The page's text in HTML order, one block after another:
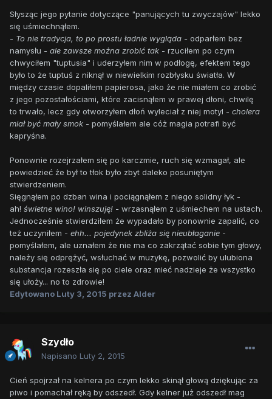
Słysząc jego pytanie dotyczące "panujących tu zwyczajów" lekko
się uśmiechnąłem.
- To nie tradycja, to po prostu ładnie wygląda - odparłem bez
namysłu - ale zawsze można zrobić tak - rzuciłem po czym
chwyciłem "tuptusia" i uderzyłem nim w podłogę, efektem tego
było to że tuptuś z niknął w niewielkim rozbłysku światła. W
między czasie dopaliłem papierosa, jako że nie miałem co zrobić
z jego pozostałościami, które zacisnąłem w prawej dłoni, chwilę
to trwało, lecz gdy otworzyłem dłoń wyleciał z niej motyl - cholera
miał być mały smok - pomyślałem ale cóż magia potrafi być
kapryśna.
Ponownie rozejrzałem się po karczmie, ruch się wzmagał, ale
powiedzieć że był to tłok było zbyt daleko posuniętym
stwierdzeniem.
Sięgnąłem po dzban wina i pociągnąłem z niego solidny łyk -
ah! świetne wino! winszuję! - wrzasnąłem z uśmiechem na ustach.
Jednocześnie stwierdziłem że wypadało by ponownie zapalić, co
też uczyniłem - ehh... pojedynek zbliża się nieubłaganie -
pomyślałem, ale uznałem że nie ma co zakrzątać sobie tym głowy,
należy się odprężyć, wsłuchać w muzykę, pozwolić by ulubiona
substancja rozeszła się po ciele oraz mieć nadzieje że wszystko
się ułoży... no to zdrowie!
Edytowano Luty 3, 2015 przez Alder
Szydło
Napisano Luty 2, 2015
Cień spojrzał na kelnera po czym lekko skinął głową dziękując za
piwo i pomachał ręką by odszedł. Gdy kelner już odszedł mag